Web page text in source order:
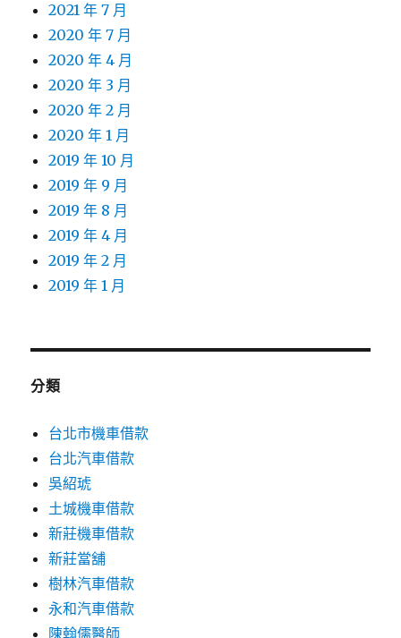
2021 年 7 月
2020 年 7 月
2020 年 4 月
2020 年 3 月
2020 年 2 月
2020 年 1 月
2019 年 10 月
2019 年 9 月
2019 年 8 月
2019 年 4 月
2019 年 2 月
2019 年 1 月
分類
台北市機車借款
台北汽車借款
吳紹琥
土城機車借款
新莊機車借款
新莊當舖
樹林汽車借款
永和汽車借款
陳翰儒醫師